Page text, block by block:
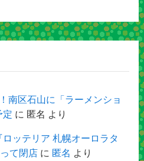
南区石山に「ラーメンショ
定 に 匿名 より
ッテリア 札幌オーロラタ
て閉店に 匿名 より